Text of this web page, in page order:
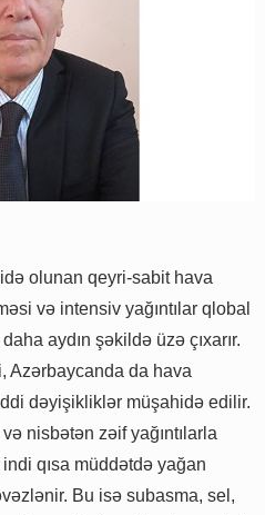
olunan qeyri-sabit hava
və intensiv yağıntılar qlobal
aydın şəkildə üzə çıxarır.
Azərbaycanda da hava
dəyişikliklər müşahidə edilir.
nisbətən zəif yağıntılarla
qısa müddətdə yağan
Bu isə subasma, sel,